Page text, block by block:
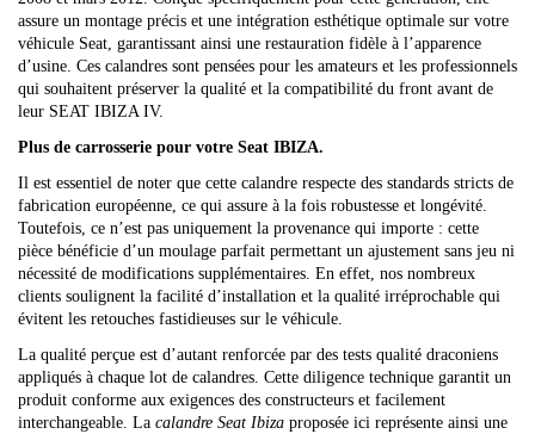
assure un montage précis et une intégration esthétique optimale sur votre
véhicule Seat, garantissant ainsi une restauration fidèle à l’apparence
d’usine. Ces calandres sont pensées pour les amateurs et les professionnels
qui souhaitent préserver la qualité et la compatibilité du front avant de
leur SEAT IBIZA IV.
Plus de carrosserie pour votre Seat IBIZA.
Il est essentiel de noter que cette calandre respecte des standards stricts de
fabrication européenne, ce qui assure à la fois robustesse et longévité.
Toutefois, ce n’est pas uniquement la provenance qui importe : cette
pièce bénéficie d’un moulage parfait permettant un ajustement sans jeu ni
nécessité de modifications supplémentaires. En effet, nos nombreux
clients soulignent la facilité d’installation et la qualité irréprochable qui
évitent les retouches fastidieuses sur le véhicule.
La qualité perçue est d’autant renforcée par des tests qualité draconiens
appliqués à chaque lot de calandres. Cette diligence technique garantit un
produit conforme aux exigences des constructeurs et facilement
interchangeable. La calandre Seat Ibiza proposée ici représente ainsi une